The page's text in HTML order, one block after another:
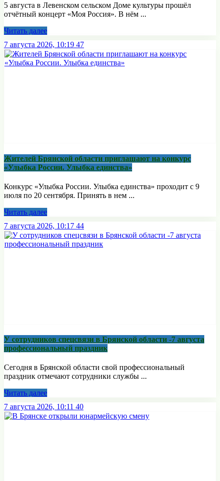
5 августа в Левенском сельском Доме культуры прошёл
отчётный концерт «Моя Россия». В нём ...
Читать далее
7 августа 2026, 10:19 47
Жителей Брянской области приглашают на конкурс
«Улыбка России. Улыбка единства»
Конкурс «Улыбка России. Улыбка единства» проходит с 9
июля по 20 сентября. Принять в нем ...
Читать далее
7 августа 2026, 10:17 44
У сотрудников спецсвязи в Брянской области -7 августа
профессиональный праздник
Сегодня в Брянской области свой профессиональный
праздник отмечают сотрудники службы ...
Читать далее
7 августа 2026, 10:11 40